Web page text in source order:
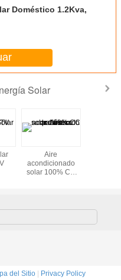
Doméstico 1.2Kva,
Solar
Aire
acondicionado
solar 100% CC
del Sitio | Privacy Policy